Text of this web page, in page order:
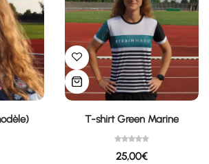
T-shirt Green Marine
25,00€